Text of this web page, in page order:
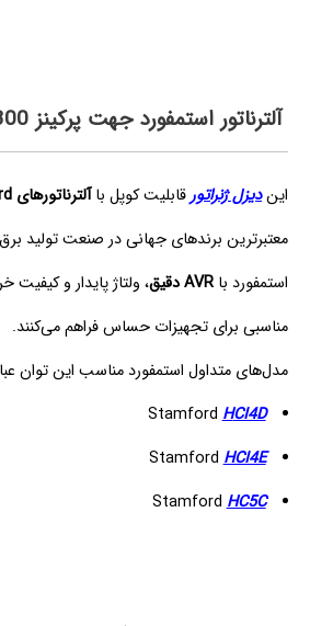
آلترناتور استمفورد جهت پرکینز 300 کاوا
ایندیزل ژنراتورقابلیت کوپل باآلترناتورهای Stamford
معتبرترین برندهای جهانی در صنعت تولید برق
استمفورد با AVR دقیق
، ولتاژ پایدار و
مناسبی برای تجهیزات حساس فراهم می‌کنند.
مدل‌های متداول استمفورد مناسب این توان
StamfordHCI4D
StamfordHCI4E
StamfordHC5C